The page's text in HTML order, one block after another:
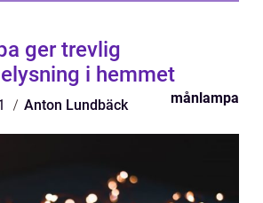
ger trevlig
i hemmet
Anton Lundbäck månlampa